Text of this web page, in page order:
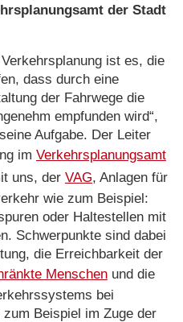
der Stadt
ist es, die
dass durch eine
der Fahrwege die
empfunden wird“,
Aufgabe. Der Leiter
im Verkehrsplanungsamt
uns, der VAG, Anlagen für
wie zum Beispiel:
oder Haltestellen mit
Schwerpunkte sind dabei
die Erreichbarkeit der
Menschenund die
bei
Beispiel im Zuge der